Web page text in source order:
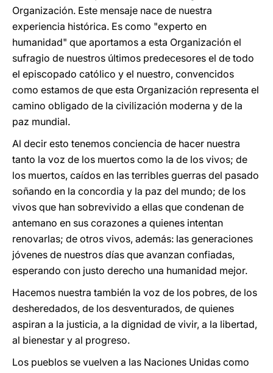
Organización. Este mensaje nace de nuestra
experiencia histórica. Es como "experto en
humanidad" que aportamos a esta Organización el
sufragio de nuestros últimos predecesores el de todo
el episcopado católico y el nuestro, convencidos
como estamos de que esta Organización representa el
camino obligado de la civilización moderna y de la
paz mundial.
Al decir esto tenemos conciencia de hacer nuestra
tanto la voz de los muertos como la de los vivos; de
los muertos, caídos en las terribles guerras del pasado
soñando en la concordia y la paz del mundo; de los
vivos que han sobrevivido a ellas que condenan de
antemano en sus corazones a quienes intentan
renovarlas; de otros vivos, además: las generaciones
jóvenes de nuestros días que avanzan confiadas,
esperando con justo derecho una humanidad mejor.
Hacemos nuestra también la voz de los pobres, de los
desheredados, de los desventurados, de quienes
aspiran a la justicia, a la dignidad de vivir, a la libertad,
al bienestar y al progreso.
Los pueblos se vuelven a las Naciones Unidas como